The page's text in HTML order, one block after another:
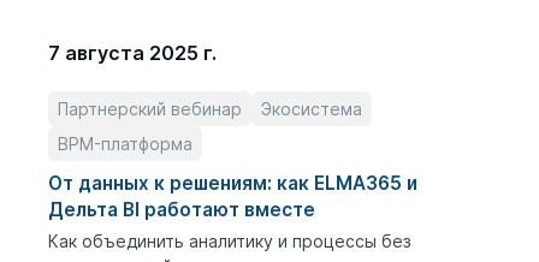
7 августа 2025 г.
Партнерский вебинар
Экосистема
BPM-платформа
От данных к решениям: как ELMA365 и
Дельта BI работают вместе
Как объединить аналитику и процессы без